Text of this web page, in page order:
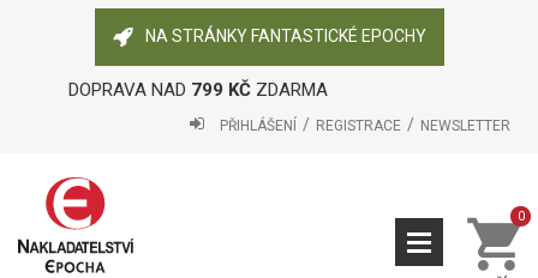
NA STRÁNKY FANTASTICKÉ EPOCHY
DOPRAVA NAD 799 KČZDARMA
PŘIHLÁŠENÍ REGISTRACE NEWSLETTER
0